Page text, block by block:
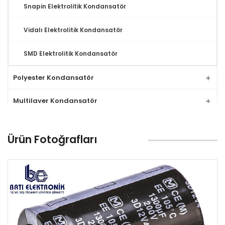
Snapin Elektrolitik Kondansatör
Vidalı Elektrolitik Kondansatör
SMD Elektrolitik Kondansatör
Polyester Kondansatör
Multilayer Kondansatör
MLCC Kondansatör
Seramik Kondansatör
Relay
Klemens
Ürün Fotoğrafları